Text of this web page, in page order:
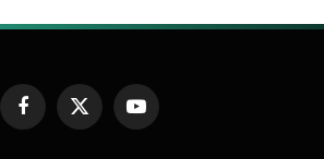
Facebook
X
YouTube